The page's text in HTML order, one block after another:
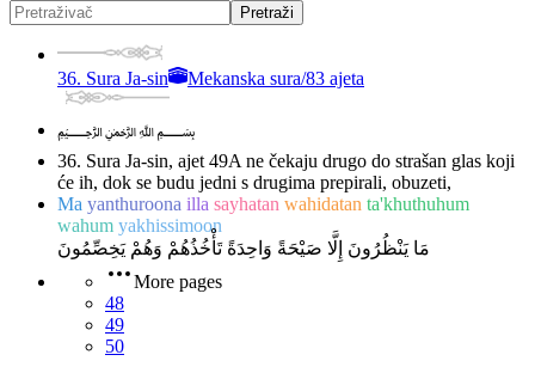
Pretraži
36. Sura Ja-sin Mekanska sura/83 ajeta
﷽
36. Sura Ja-sin, ajet 49A ne čekaju drugo do strašan glas koji
će ih, dok se budu jedni s drugima prepirali, obuzeti,
Ma yanthuroona illa sayhatan wahidatan ta'khuthuhum
wahum yakhissimoon
مَا يَنْظُرُونَ إِلَّا صَيْحَةً وَاحِدَةً تَأْخُذُهُمْ وَهُمْ يَخِصِّمُونَ
More pages
48
49
50